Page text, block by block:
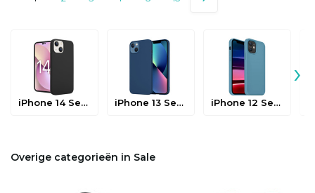
iPhone 14 Serie iPhone 13 Serie iPhone 12 Serie
›
Overige categorieën in Sale